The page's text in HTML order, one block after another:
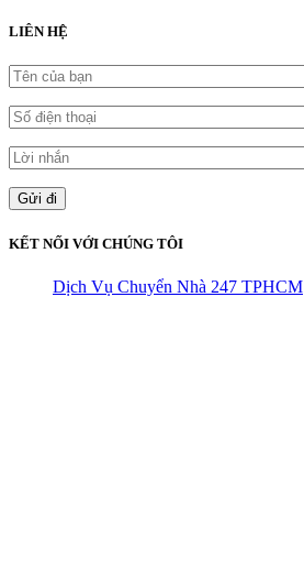
LIÊN HỆ
KẾT NỐI VỚI CHÚNG TÔI
Dịch Vụ Chuyển Nhà 247 TPHCM